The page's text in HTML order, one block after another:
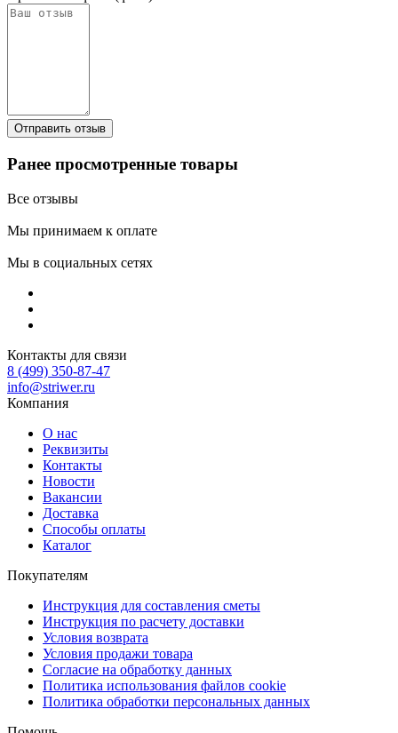
Ранее просмотренные товары
Все отзывы
Мы принимаем к оплате
Мы в социальных сетях
Контакты для связи
8 (499) 350-87-47
info@striwer.ru
Компания
О нас
Реквизиты
Контакты
Новости
Вакансии
Доставка
Способы оплаты
Каталог
Покупателям
Инструкция для составления сметы
Инструкция по расчету доставки
Условия возврата
Условия продажи товара
Согласие на обработку данных
Политика использования файлов cookie
Политика обработки персональных данных